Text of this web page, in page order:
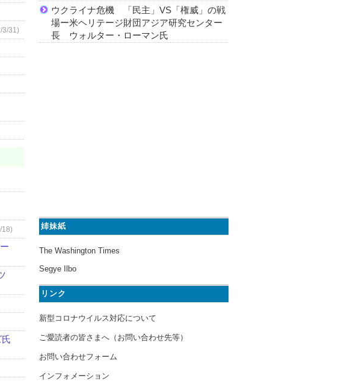
3/31)
18)
ウクライナ危機 「民主」VS「権威」の戦
場ー米ヘリテージ財団アジア研究センター
長 ウォルター・ローマン氏
姉妹紙
The Washington Times
Segye Ilbo
リンク
新型コロナウイルス対応について
ご愛読者の皆さまへ（お問い合わせ先等）
お問い合わせフォーム
インフォメーション